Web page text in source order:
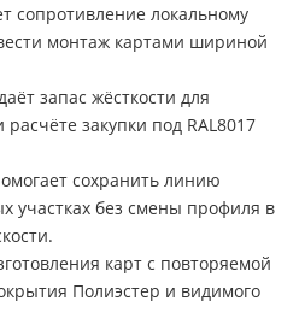
сопротивление локальному
монтаж картами шириной
запас жёсткости для
закупки под RAL8017
сохранить линию
участках без смены профиля в
карт с повторяемой
Полиэстер и видимого